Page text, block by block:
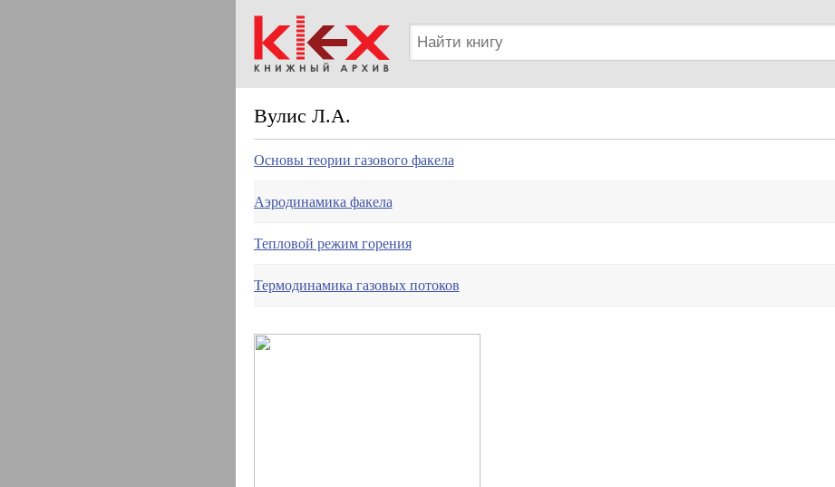
Вулис Л.А.
Основы теории газового факела
Аэродинамика факела
Тепловой режим горения
Термодинамика газовых потоков